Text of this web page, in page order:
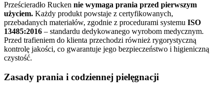
Prześcieradło Rucken nie wymaga prania przed pierwszym
użyciem. Każdy produkt powstaje z certyfikowanych,
przebadanych materiałów, zgodnie z procedurami systemu ISO
13485:2016 – standardu dedykowanego wyrobom medycznym.
Przed trafieniem do klienta przechodzi również rygorystyczną
kontrolę jakości, co gwarantuje jego bezpieczeństwo i higieniczną
czystość.
Zasady prania i codziennej pielęgnacji